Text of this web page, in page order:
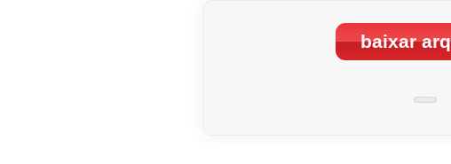
baixar